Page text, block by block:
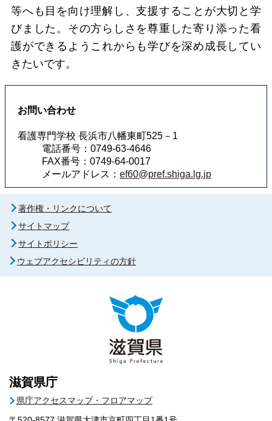
等へも目を向け理解し、支援することが大切と学
びました。その方らしさを尊重した寄り添った看
護ができるようこれからも学びを深め成長してい
きたいです。
お問い合わせ
看護専門学校 長浜市八幡東町525－1
電話番号：0749-63-4646
FAX番号：0749-64-0017
メールアドレス： ef60@pref.shiga.lg.jp
著作権・リンクについて
サイトマップ
サイトポリシー
ウェブアクセシビリティの方針
滋賀県庁
県庁アクセスマップ・フロアマップ